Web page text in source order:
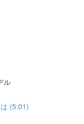
ル
(5:01)